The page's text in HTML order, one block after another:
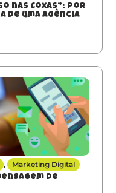
nas Coxas”: Por
de uma agência
, Marketing Digital
de